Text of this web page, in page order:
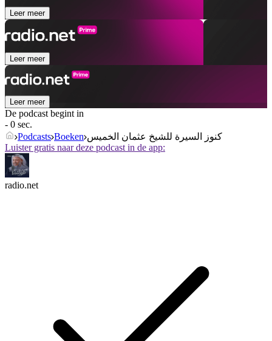
Leer meer
Leer meer
Leer meer
De podcast begint in
- 0 sec.
Podcasts Boeken كنوز السيرة للشيخ عثمان الخميس
Luister gratis naar deze podcast in de app:
radio.net